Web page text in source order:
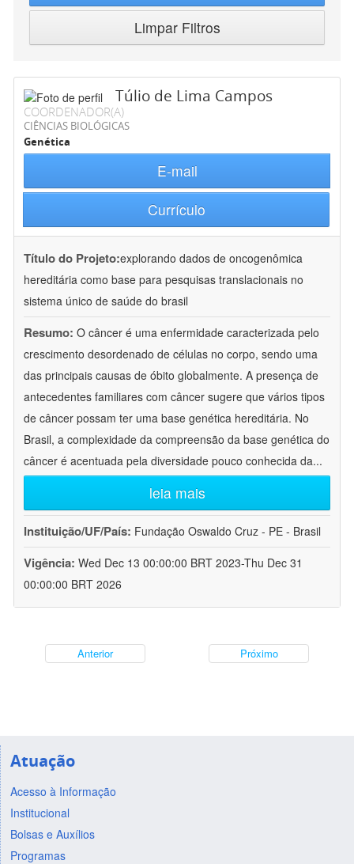
Limpar Filtros
Túlio de Lima Campos
COORDENADOR(A)
CIÊNCIAS BIOLÓGICAS
Genética
E-mail
Currículo
Título do Projeto:explorando dados de oncogenômica
hereditária como base para pesquisas translacionais no
sistema único de saúde do brasil
Resumo: O câncer é uma enfermidade caracterizada pelo
crescimento desordenado de células no corpo, sendo uma
das principais causas de óbito globalmente. A presença de
antecedentes familiares com câncer sugere que vários tipos
de câncer possam ter uma base genética hereditária. No
Brasil, a complexidade da compreensão da base genética do
câncer é acentuada pela diversidade pouco conhecida da...
leia mais
Instituição/UF/País: Fundação Oswaldo Cruz - PE - Brasil
Vigência: Wed Dec 13 00:00:00 BRT 2023-Thu Dec 31
00:00:00 BRT 2026
Anterior Próximo
Atuação
Acesso à Informação
Institucional
Bolsas e Auxílios
Programas